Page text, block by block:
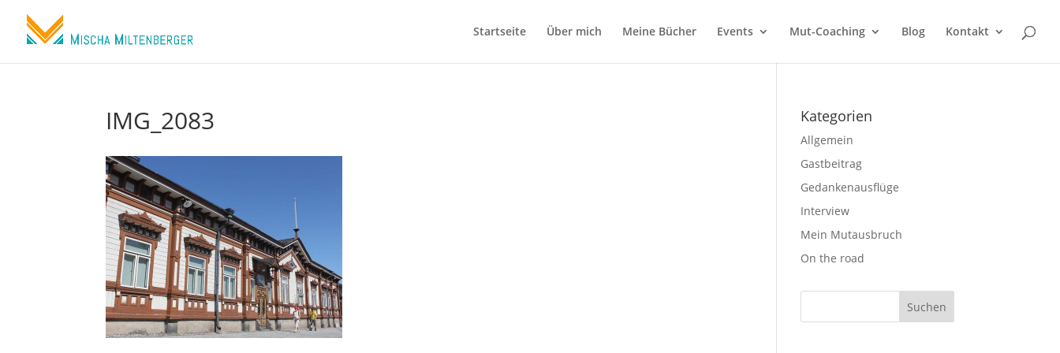
Startseite Über mich Meine Bücher Events Mut-Coaching Blog Kontakt
IMG_2083 Kategorien
Allgemein
Gastbeitrag
Gedankenausflüge
Interview
Mein Mutausbruch
On the road